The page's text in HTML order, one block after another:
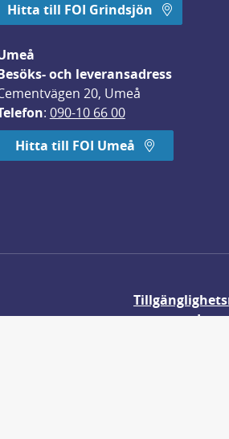
Hitta till FOI Grindsjön
och leveransadress
20, Umeå
: 090-10 66 00
Hitta till FOI Umeå